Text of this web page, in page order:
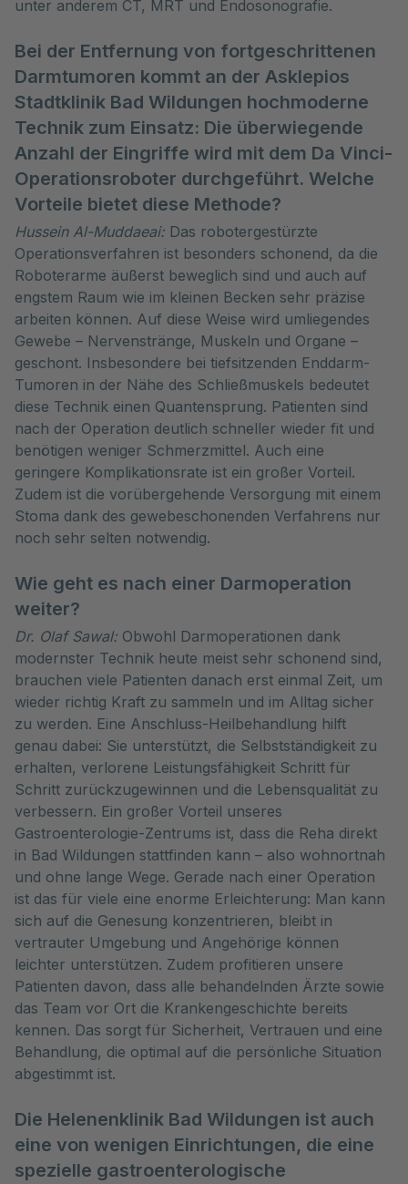
unter anderem CT, MRT und Endosonografie.
Bei der Entfernung von fortgeschrittenen
Darmtumoren kommt an der Asklepios
Stadtklinik Bad Wildungen hochmoderne
Technik zum Einsatz: Die überwiegende
Anzahl der Eingriffe wird mit dem Da Vinci-
Operationsroboter durchgeführt. Welche
Vorteile bietet diese Methode?
Hussein Al-Muddaeai: Das robotergestürzte
Operationsverfahren ist besonders schonend, da die
Roboterarme äußerst beweglich sind und auch auf
engstem Raum wie im kleinen Becken sehr präzise
arbeiten können. Auf diese Weise wird umliegendes
Gewebe – Nervenstränge, Muskeln und Organe –
geschont. Insbesondere bei tiefsitzenden Enddarm-
Tumoren in der Nähe des Schließmuskels bedeutet
diese Technik einen Quantensprung. Patienten sind
nach der Operation deutlich schneller wieder fit und
benötigen weniger Schmerzmittel. Auch eine
geringere Komplikationsrate ist ein großer Vorteil.
Zudem ist die vorübergehende Versorgung mit einem
Stoma dank des gewebeschonenden Verfahrens nur
noch sehr selten notwendig.
Wie geht es nach einer Darmoperation
weiter?
Dr. Olaf Sawal: Obwohl Darmoperationen dank
modernster Technik heute meist sehr schonend sind,
brauchen viele Patienten danach erst einmal Zeit, um
wieder richtig Kraft zu sammeln und im Alltag sicher
zu werden. Eine Anschluss-Heilbehandlung hilft
genau dabei: Sie unterstützt, die Selbstständigkeit zu
erhalten, verlorene Leistungsfähigkeit Schritt für
Schritt zurückzugewinnen und die Lebensqualität zu
verbessern. Ein großer Vorteil unseres
Gastroenterologie-Zentrums ist, dass die Reha direkt
in Bad Wildungen stattfinden kann – also wohnortnah
und ohne lange Wege. Gerade nach einer Operation
ist das für viele eine enorme Erleichterung: Man kann
sich auf die Genesung konzentrieren, bleibt in
vertrauter Umgebung und Angehörige können
leichter unterstützen. Zudem profitieren unsere
Patienten davon, dass alle behandelnden Ärzte sowie
das Team vor Ort die Krankengeschichte bereits
kennen. Das sorgt für Sicherheit, Vertrauen und eine
Behandlung, die optimal auf die persönliche Situation
abgestimmt ist.
Die Helenenklinik Bad Wildungen ist auch
eine von wenigen Einrichtungen, die eine
spezielle gastroenterologische